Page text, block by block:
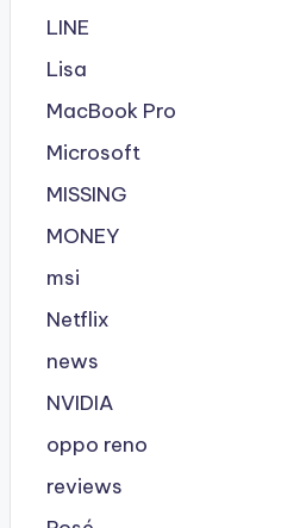
LINE
Lisa
MacBook Pro
Microsoft
MISSING
MONEY
msi
Netflix
news
NVIDIA
oppo reno
reviews